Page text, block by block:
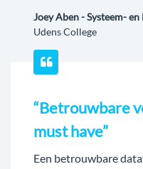
Joey Aben - Systeem-
Udens College
“Betrouwbare
must have”
Een betrouwbare